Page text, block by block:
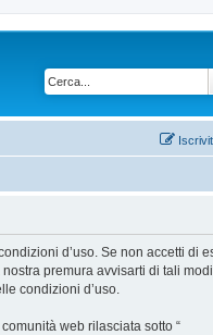
d’uso. Se non accetti di
premura avvisarti di tali
condizioni d’uso.
web rilasciata sotto “